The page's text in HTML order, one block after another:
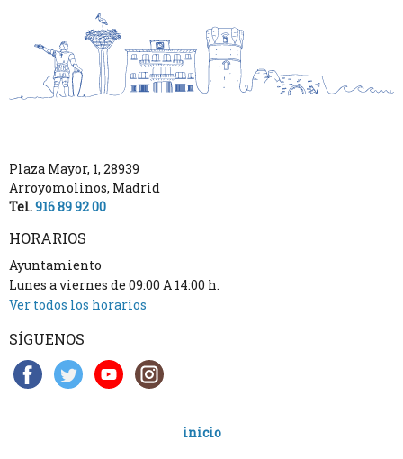
Plaza Mayor, 1, 28939
Arroyomolinos, Madrid
Tel.916 89 92 00
HORARIOS
Ayuntamiento
Lunes a viernes de 09:00 A 14:00 h.
Ver todos los horarios
SÍGUENOS
inicio